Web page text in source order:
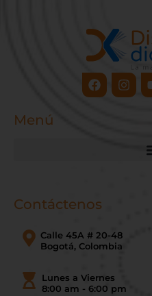
Facebook
Menú
Contáctenos
Calle 45A # 20-48
Bogotá, Colombia
Lunes a Viernes
8:00 am - 6:00 pm